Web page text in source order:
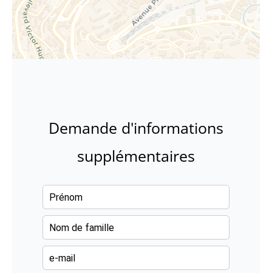
Demande d'informations
supplémentaires